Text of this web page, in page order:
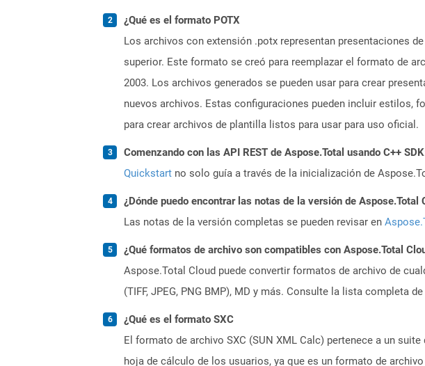
¿Qué es el formato POTX
Los archivos con extensión .potx representan presentaciones
superior. Este formato se creó para reemplazar el formato de
2003. Los archivos generados se pueden usar para crear
nuevos archivos. Estas configuraciones pueden incluir estilos,
para crear archivos de plantilla listos para usar para uso oficial.
Comenzando con las API REST de Aspose.Total usando C++
Quickstart no solo guía a través de la inicialización de
¿Dónde puedo encontrar las notas de la versión de Aspose.Total
Las notas de la versión completas se pueden revisar en
¿Qué formatos de archivo son compatibles con Aspose.Total
Aspose.Total Cloud puede convertir formatos de archivo de
(TIFF, JPEG, PNG BMP), MD y más. Consulte la lista completa
¿Qué es el formato SXC
El formato de archivo SXC (SUN XML Calc) pertenece a un
hoja de cálculo de los usuarios, ya que es un formato de